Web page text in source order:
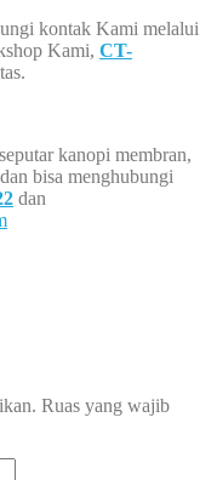
kontak Kami melalui
Kami, CT-
kanopi membran,
bisa menghubungi
dan
Ruas yang wajib